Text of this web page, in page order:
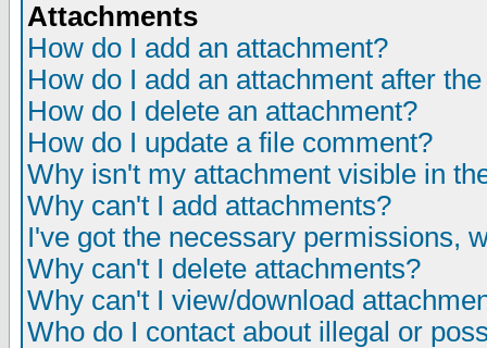
Attachments
How do I add an attachment?
How do I add an attachment after
How do I delete an attachment?
How do I update a file comment?
Why isn't my attachment visible in
Why can't I add attachments?
I've got the necessary permissions,
Why can't I delete attachments?
Why can't I view/download
Who do I contact about illegal or